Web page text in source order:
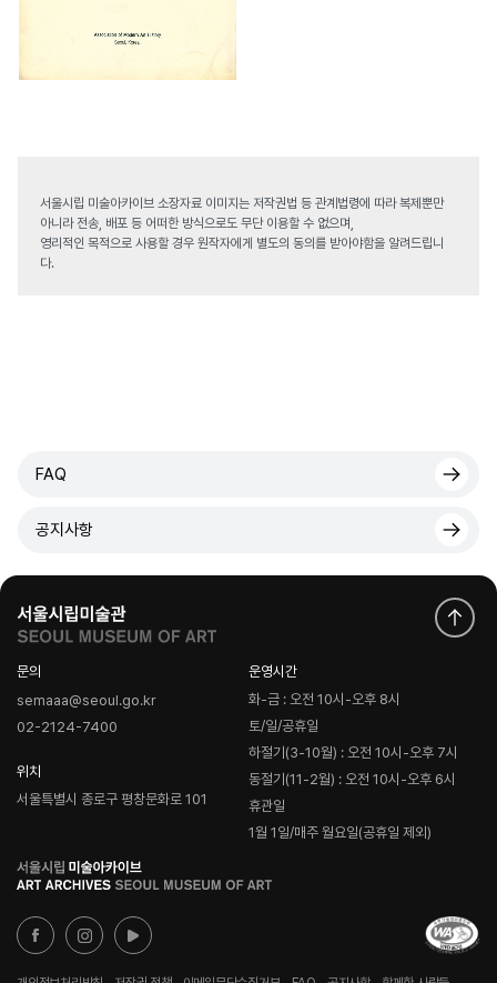
서울시립 미술아카이브 소장자료 이미지는 저작권법 등 관계법령에 따라 복제뿐만
아니라 전송, 배포 등 어떠한 방식으로도 무단 이용할 수 없으며,
영리적인 목적으로 사용할 경우 원작자에게 별도의 동의를 받아야함을 알려드립니
다.
FAQ
공지사항
문의
semaaa@seoul.go.kr
02-2124-7400
위치
서울특별시 종로구 평창문화로 101
운영시간
화-금 : 오전 10시-오후 8시
토/일/공휴일
하절기(3-10월) : 오전 10시-오후 7시
동절기(11-2월) : 오전 10시-오후 6시
휴관일
1월 1일/매주 월요일(공휴일 제외)
로
고